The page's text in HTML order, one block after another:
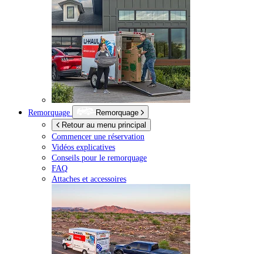
Remorquage
Remorquage
Retour au menu principal
Commencer une réservation
Vidéos explicatives
Conseils pour le remorquage
FAQ
Attaches et accessoires